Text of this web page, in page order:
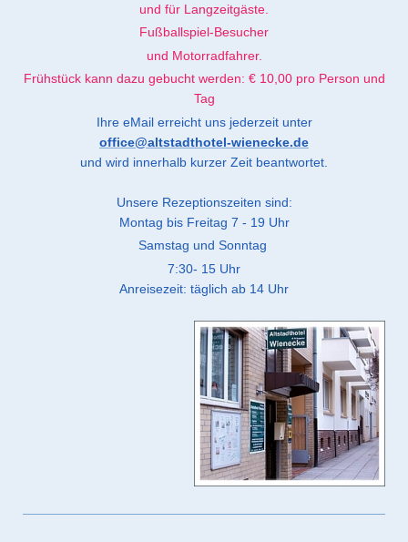
und für Langzeitgäste.
Fußballspiel-Besucher
und Motorradfahrer.
Frühstück kann dazu gebucht werden: € 10,00 pro Person und
Tag
Ihre eMail erreicht uns jederzeit unter
office@altstadthotel-wienecke.de
und wird innerhalb kurzer Zeit beantwortet.
Unsere Rezeptionszeiten sind:
Montag bis Freitag 7 - 19 Uhr
Samstag und Sonntag
7:30- 15 Uhr
Anreisezeit: täglich ab 14 Uhr